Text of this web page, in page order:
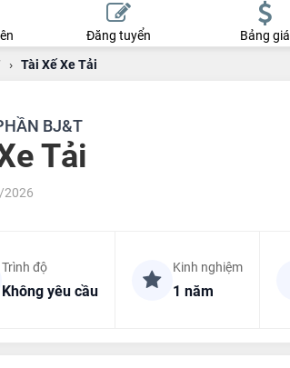
Đăng tuyển Bảng giá
› Tài Xế Xe Tải
BJ&T
Tải
2026
Trình độ
Không yêu cầu
Kinh nghiệm
1 năm